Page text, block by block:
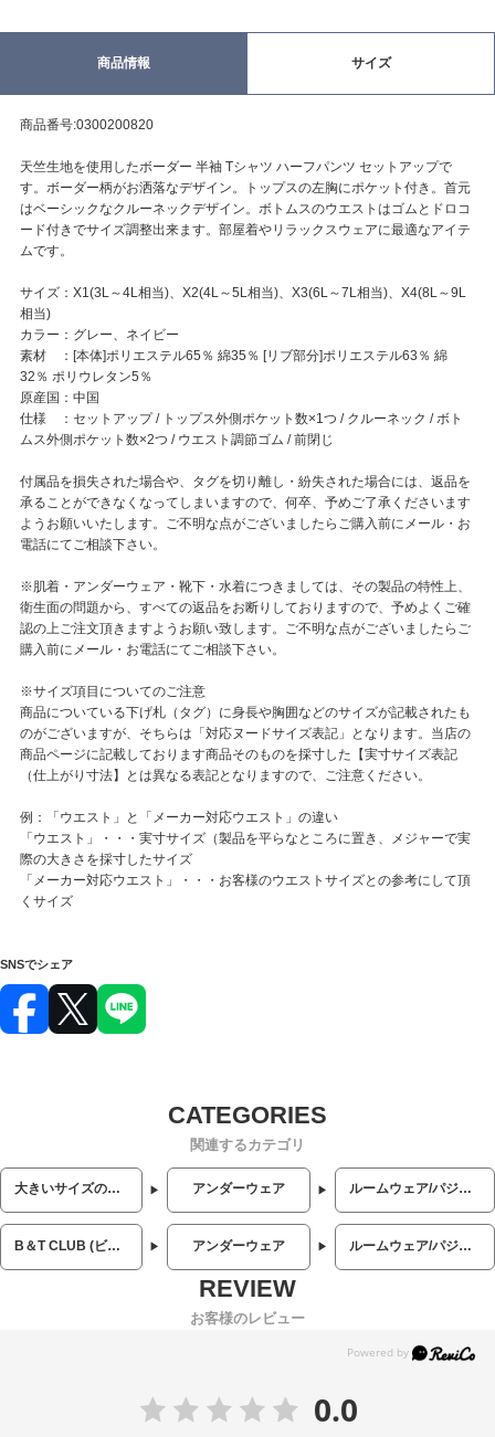
商品情報 サイズ
商品番号:0300200820
天竺生地を使用したボーダー 半袖 Tシャツ ハーフパンツ セットアップで
す。ボーダー柄がお洒落なデザイン。トップスの左胸にポケット付き。首元
はベーシックなクルーネックデザイン。ボトムスのウエストはゴムとドロコ
ード付きでサイズ調整出来ます。部屋着やリラックスウェアに最適なアイテ
ムです。
サイズ：X1(3L～4L相当)、X2(4L～5L相当)、X3(6L～7L相当)、X4(8L～9L
相当)
カラー：グレー、ネイビー
素材 ：[本体]ポリエステル65％ 綿35％ [リブ部分]ポリエステル63％ 綿
32％ ポリウレタン5％
原産国：中国
仕様 ：セットアップ / トップス外側ポケット数×1つ / クルーネック / ボト
ムス外側ポケット数×2つ / ウエスト調節ゴム / 前閉じ
付属品を損失された場合や、タグを切り離し・紛失された場合には、返品を
承ることができなくなってしまいますので、何卒、予めご了承くださいます
ようお願いいたします。ご不明な点がございましたらご購入前にメール・お
電話にてご相談下さい。
※肌着・アンダーウェア・靴下・水着につきましては、その製品の特性上、
衛生面の問題から、すべての返品をお断りしておりますので、予めよくご確
認の上ご注文頂きますようお願い致します。ご不明な点がございましたらご
購入前にメール・お電話にてご相談下さい。
※サイズ項目についてのご注意
商品についている下げ札（タグ）に身長や胸囲などのサイズが記載されたも
のがございますが、そちらは「対応ヌードサイズ表記」となります。当店の
商品ページに記載しております商品そのものを採寸した【実寸サイズ表記
（仕上がり寸法】とは異なる表記となりますので、ご注意ください。
例：「ウエスト」と「メーカー対応ウエスト」の違い
「ウエスト」・・・実寸サイズ（製品を平らなところに置き、メジャーで実
際の大きさを採寸したサイズ
「メーカー対応ウエスト」・・・お客様のウエストサイズとの参考にして頂
くサイズ
SNSでシェア
関連するカテゴリ
大きいサイズのメンズ服 アンダーウェア ルームウェア/パジャマ
B＆T CLUB (ビーアンドティークラブ) アンダーウェア ルームウェア/パジャマ
お客様のレビュー
0.0